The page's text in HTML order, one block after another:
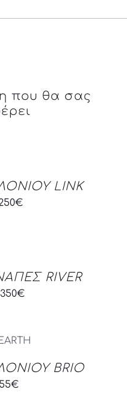
που θα σας
LINK
€Current
RIVER
€Current
2,350€.
BRIO
€Current